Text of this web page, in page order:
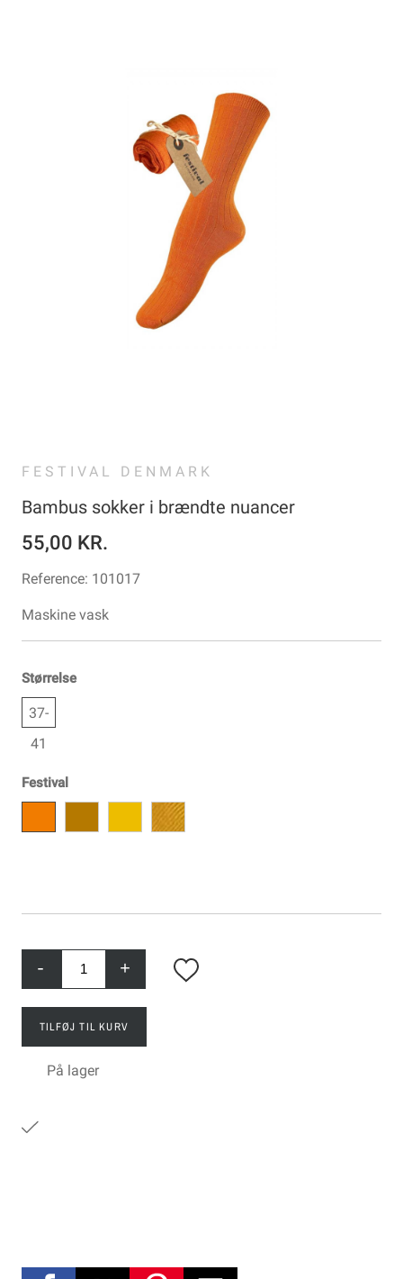
FESTIVAL DENMARK
Bambus sokker i brændte nuancer
55,00 KR.
Reference: 101017
Maskine vask
Størrelse
37-
41
Festival
- +
TILFØJ TIL KURV
På lager